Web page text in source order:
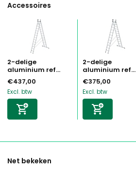
Accessoires
2-delige
aluminium ref...
€437,00
Excl. btw
2-delige
aluminium ref...
€375,00
Excl. btw
Net bekeken